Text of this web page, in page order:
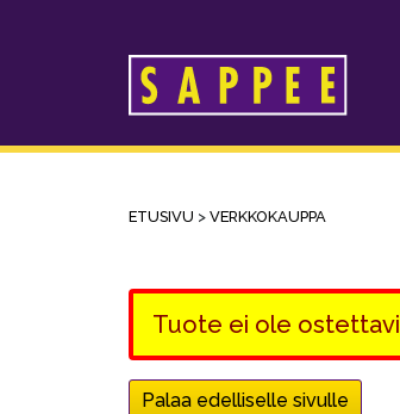
Päävalikko
ETUSIVU > VERKKOKAUPPA
Tuote ei ole
Palaa edelliselle sivulle